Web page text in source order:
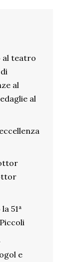
al teatro
al
al
51ª
e